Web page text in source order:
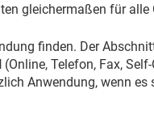
gleichermaßen für alle
finden. Der
(Online, Telefon, Fax,
Anwendung, wenn es